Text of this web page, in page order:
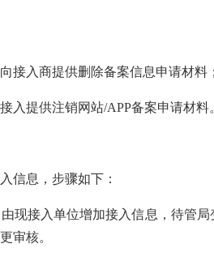
接入商提供删除备案信息申请材料；
入提供注销网站/APP备案申请材料
信息，步骤如下：
现接入单位增加接入信息，待管
审核。